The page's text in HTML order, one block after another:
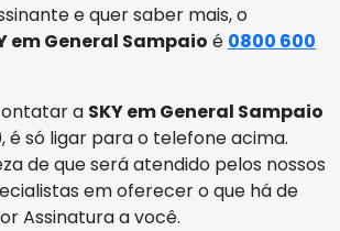
e quer saber mais, o
em General Sampaio é 0800 600
a SKY em General Sampaio
é só ligar para o telefone acima.
de que será atendido pelos nossos
em oferecer o que há de
Assinatura a você.